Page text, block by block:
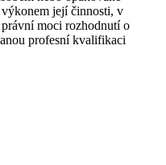
její činnosti, v
moci rozhodnutí o
profesní kvalifikaci